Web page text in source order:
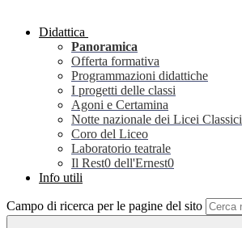
Didattica
Panoramica
Offerta formativa
Programmazioni didattiche
I progetti delle classi
Agoni e Certamina
Notte nazionale dei Licei Classici
Coro del Liceo
Laboratorio teatrale
Il Rest0 dell'Ernest0
Info utili
Campo di ricerca per le pagine del sito